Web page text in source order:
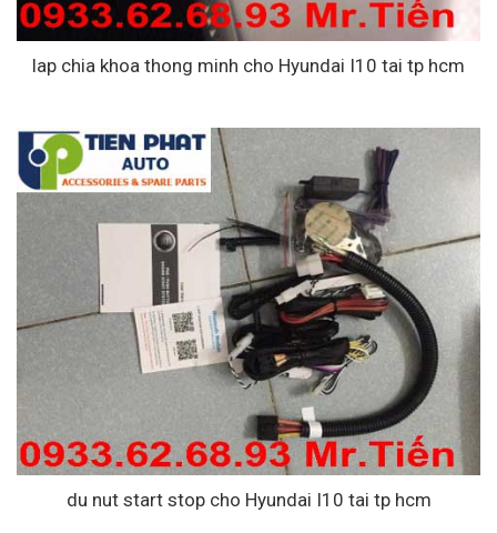
lap chia khoa thong minh cho Hyundai I10 tai tp hcm
du nut start stop cho Hyundai I10 tai tp hcm